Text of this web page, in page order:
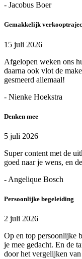
- Jacobus Boer
Gemakkelijk
15 juli 2026
Afgelopen weken ons
daarna ook vlot de
gesmeerd allemaal!
- Nienke Hoekstra
Denken mee
5 juli 2026
Super content met de
goed naar je wens, en
- Angelique Bosch
Persoonlijke begeleiding
2 juli 2026
Op en top persoonlijke
je mee gedacht. En de
door het vergelijken